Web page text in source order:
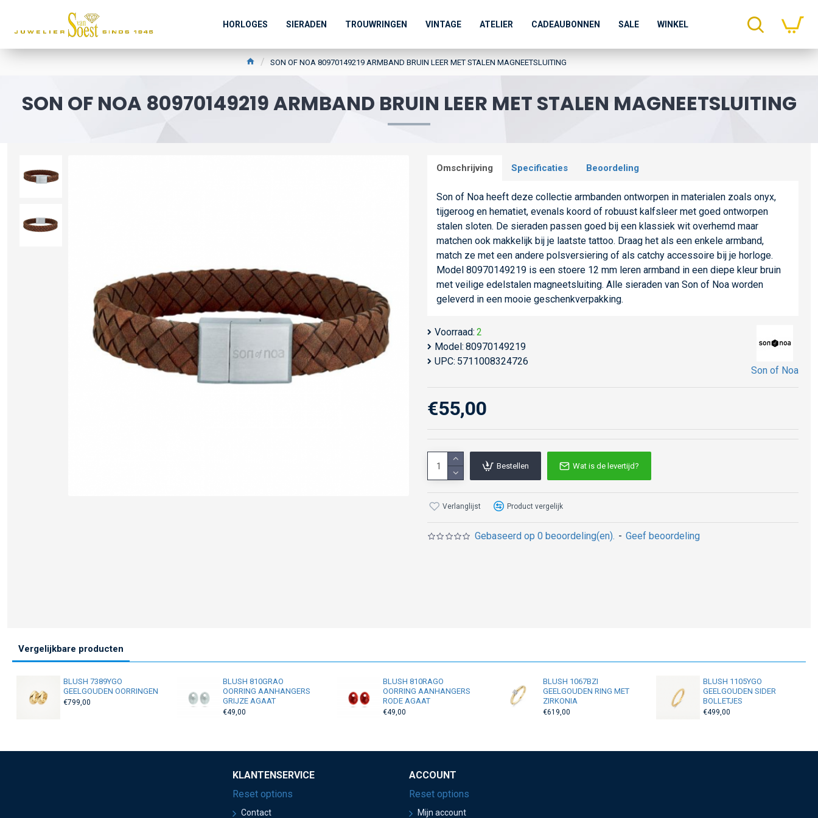
HORLOGES SIERADEN TROUWRINGEN VINTAGE ATELIER CADEAUBONNEN SALE WINKEL
SON OF NOA 80970149219 ARMBAND BRUIN LEER MET STALEN MAGNEETSLUITING
SON OF NOA 80970149219 ARMBAND BRUIN LEER MET STALEN MAGNEETSLUITING
Omschrijving Specificaties Beoordeling
Son of Noa heeft deze collectie armbanden ontworpen in materialen zoals onyx,
tijgeroog en hematiet, evenals koord of robuust kalfsleer met goed ontworpen
stalen sloten. De sieraden passen goed bij een klassiek wit overhemd maar
matchen ook makkelijk bij je laatste tattoo. Draag het als een enkele armband,
match ze met een andere polsversiering of als catchy accessoire bij je horloge.
Model 80970149219 is een stoere 12 mm leren armband in een diepe kleur bruin
met veilige edelstalen magneetsluiting. Alle sieraden van Son of Noa worden
geleverd in een mooie geschenkverpakking.
Voorraad: 2
Model: 80970149219
UPC: 5711008324726
Son of Noa
Gebaseerd op 0 beoordeling(en). - Geef beoordeling
€55,00
Bestellen Wat is de levertijd?
Verlanglijst Product vergelijk
Vergelijkbare producten
BLUSH 7389YGO
GEELGOUDEN OORRINGEN
€799,00
BLUSH 810GRAO
OORRING AANHANGERS
GRIJZE AGAAT
€49,00
BLUSH 810RAGO
OORRING AANHANGERS
RODE AGAAT
€49,00
BLUSH 1067BZI
GEELGOUDEN RING MET
ZIRKONIA
€619,00
BLUSH 1105YGO
GEELGOUDEN SIDER
BOLLETJES
€499,00
KLANTENSERVICE
Reset options
Contact
ACCOUNT
Reset options
Mijn account